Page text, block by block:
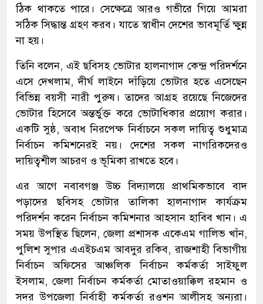
ঠিক থাকতে পারে। সেক্ষেত্রে আরও গভীরে গিয়ে আমরা
সঠিক সিদ্ধান্ত গ্রহণ করব। যাতে স্বাধীন দেশের ভাবমূর্তি ক্ষুন্ন
না হয়।
তিনি বলেন, এই ছবিসহ ভোটার হালনাগাদ কেন্দ্র পরিদর্শনে
এসে দেখলাম, দীর্ঘ লাইনে দাঁড়িয়ে ভোটার হতে এসেছেন
বিভিন্ন বয়সী নারী পুরুষ। তাদের আগ্রহ রয়েছে নিজেদের
ভোটার হিসেবে অন্তর্ভুক্ত করে ভোটাধিকার প্রয়োগ করার।
একটি সুষ্ঠ, অবাধ নিরপেক্ষ নির্বাচনে সকল দায়িত্ব শুধুমাত্র
নির্বাচন কমিশনেরই নয়। দেশের সকল নাগরিকদেরও
দায়িত্বশীল আচরণ ও ভূমিকা রাখতে হবে।
এর আগে নবাবগঞ্জ উচ্চ বিদ্যালয়ে প্রাথমিকভাবে বাদ
পড়াদের ছবিসহ ভোটার তালিকা হালনাগাদ কার্যক্রম
পরিদর্শন করেন নির্বাচন কমিশনার আহসান হাবিব খান। এ
সময় উপস্থিত ছিলেন, জেলা প্রশাসক একেএম গালিভ খাঁন,
পুলিশ সুপার এএইচএম আবদুর রকিব, রাজশাহী বিভাগীয়
নির্বাচন অফিসের আঞ্চলিক নির্বাচন কর্মকর্তা সাইফুল
ইসলাম, জেলা নির্বাচন কর্মকর্তা মোতাওয়াক্কিল রহমান ও
সদর উপজেলা নির্বাহী কর্মকর্তা রওশন আলীসহ অন্যরা।